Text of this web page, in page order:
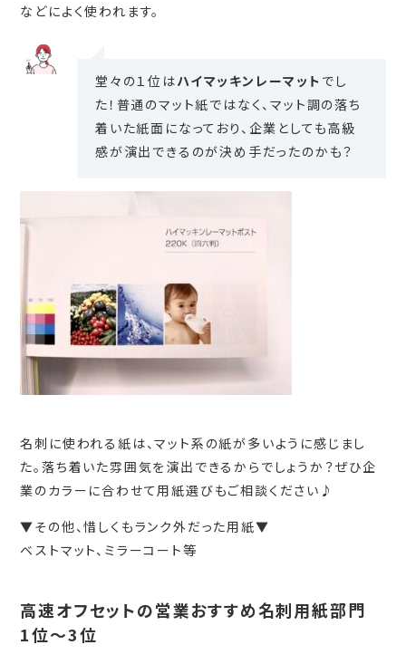
などによく使われます。
堂々の１位はハイマッキンレーマット でし
た！普通のマット紙ではなく、マット調の落ち
着いた紙面になっており、企業としても高級
感が演出できるのが決め手だったのかも？
名刺に使われる紙は、マット系の紙が多いように感じまし
た。落ち着いた雰囲気を演出できるからでしょうか？ぜひ企
業のカラーに合わせて用紙選びもご相談ください♪
▼その他、惜しくもランク外だった用紙▼
ベストマット、ミラーコート等
高速オフセットの営業おすすめ名刺用紙部門
1位～3位